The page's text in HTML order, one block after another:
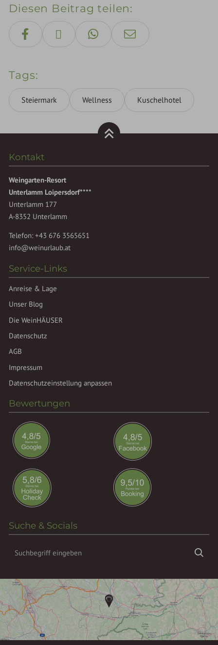
Diesen Beitrag teilen
Tags
Steiermark Wellness Kuschelhotel
Kontakt
Weingarten-Resort
Unterlamm Loipersdorf****
Unterlamm 177
A-8352 Unterlamm
Telefon:+43 676 3565651
info@weinurlaub.at
Service-Links
Anreise & Lage
Unser Blog
Die WeinHÄUSER
Datenschutz
AGB
Impressum
Datenschutzeinstellung anpassen
Bewertungen
Suche & Socials